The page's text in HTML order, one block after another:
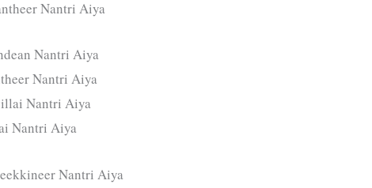
Nantri Aiya
Nantri Aiya
Nantri Aiya
Nantri Aiya
Nantri Aiya
Nantri Aiya